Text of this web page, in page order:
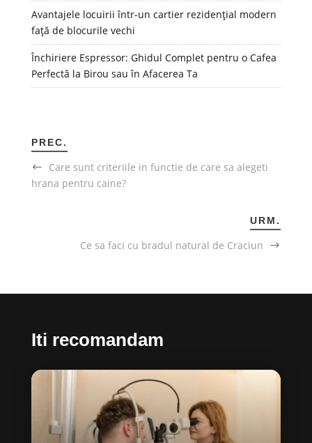
Avantajele locuirii într-un cartier rezidențial modern
față de blocurile vechi
Închiriere Espressor: Ghidul Complet pentru o Cafea
Perfectă la Birou sau în Afacerea Ta
PREC.
Care sunt criteriile in functie de care sa alegeti
hrana pentru caine?
URM.
Ce sa faci cu bradul natural de Craciun
Iti recomandam